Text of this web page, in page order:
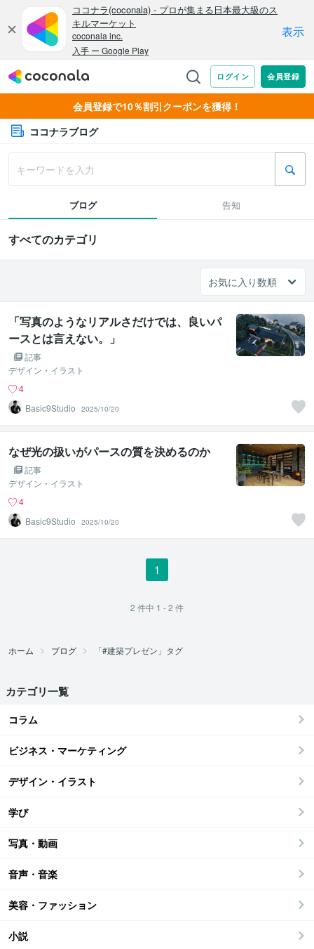
会員登録で10％割引クーポンを獲得！
ココナラブログ
ブログ 告知
すべてのカテゴリ
「写真のようなリアルさだけでは、良いパ
ースとは言えない。」
記事
デザイン・イラスト
4
Basic9Studio
2025/10/20
なぜ光の扱いがパースの質を決めるのか
記事
デザイン・イラスト
4
Basic9Studio
2025/10/20
1
2 件中 1 - 2 件
ホーム ブログ 「#建築プレゼン」タグ
カテゴリ一覧
コラム
ビジネス・マーケティング
デザイン・イラスト
学び
写真・動画
音声・音楽
美容・ファッション
小説